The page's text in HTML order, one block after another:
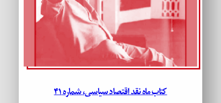
کتاب ماه نقد اقتصاد سیاسی، شماره ۴۱